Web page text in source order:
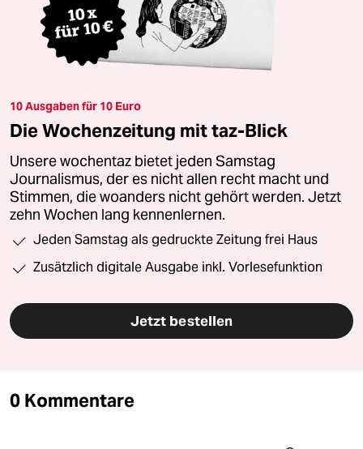
10 Ausgaben für 10 Euro
Die Wochenzeitung mit taz-Blick
Unsere wochentaz bietet jeden Samstag
Journalismus, der es nicht allen recht macht und
Stimmen, die woanders nicht gehört werden. Jetzt
zehn Wochen lang kennenlernen.
Jeden Samstag als gedruckte Zeitung frei Haus
Zusätzlich digitale Ausgabe inkl. Vorlesefunktion
Jetzt bestellen
0 Kommentare